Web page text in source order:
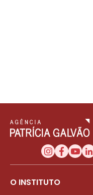
O INSTITUTO